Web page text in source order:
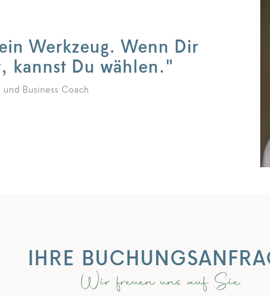
Werkzeug. Wenn Dir
kannst Du wählen."
Business Coach
IHRE
Wir freuen uns auf Sie